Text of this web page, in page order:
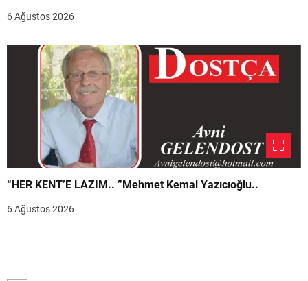
6 Ağustos 2026
“HER KENT’E LAZIM.. ”Mehmet Kemal Yazıcıoğlu..
6 Ağustos 2026